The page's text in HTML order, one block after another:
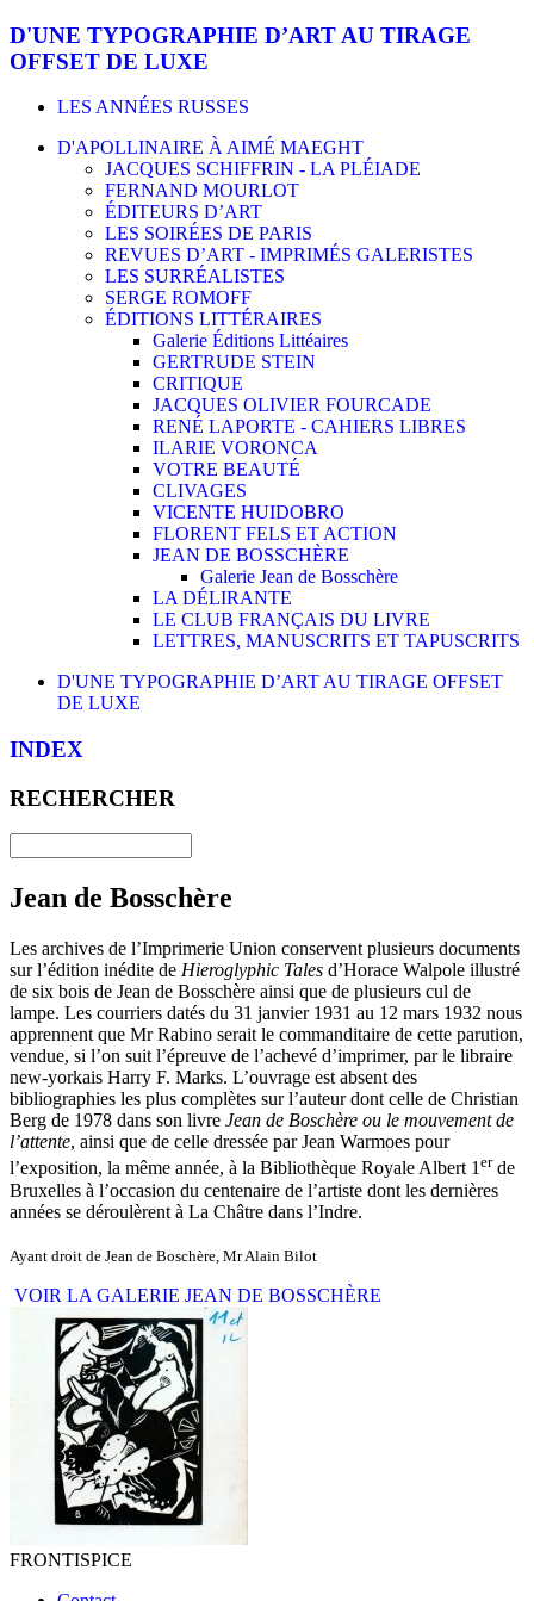
D'UNE TYPOGRAPHIE D’ART AU TIRAGE
OFFSET DE LUXE
LES ANNÉES RUSSES
D'APOLLINAIRE À AIMÉ MAEGHT
JACQUES SCHIFFRIN - LA PLÉIADE
FERNAND MOURLOT
ÉDITEURS D’ART
LES SOIRÉES DE PARIS
REVUES D’ART - IMPRIMÉS GALERISTES
LES SURRÉALISTES
SERGE ROMOFF
ÉDITIONS LITTÉRAIRES
Galerie Éditions Littéaires
GERTRUDE STEIN
CRITIQUE
JACQUES OLIVIER FOURCADE
RENÉ LAPORTE - CAHIERS LIBRES
ILARIE VORONCA
VOTRE BEAUTÉ
CLIVAGES
VICENTE HUIDOBRO
FLORENT FELS ET ACTION
JEAN DE BOSSCHÈRE
Galerie Jean de Bosschère
LA DÉLIRANTE
LE CLUB FRANÇAIS DU LIVRE
LETTRES, MANUSCRITS ET TAPUSCRITS
D'UNE TYPOGRAPHIE D’ART AU TIRAGE OFFSET
DE LUXE
INDEX
RECHERCHER
Jean de Bosschère
Les archives de l’Imprimerie Union conservent plusieurs documents
sur l’édition inédite de Hieroglyphic Tales d’Horace Walpole illustré
de six bois de Jean de Bosschère ainsi que de plusieurs cul de
lampe. Les courriers datés du 31 janvier 1931 au 12 mars 1932 nous
apprennent que Mr Rabino serait le commanditaire de cette parution,
vendue, si l’on suit l’épreuve de l’achevé d’imprimer, par le libraire
new-yorkais Harry F. Marks. L’ouvrage est absent des
bibliographies les plus complètes sur l’auteur dont celle de Christian
Berg de 1978 dans son livre Jean de Boschère ou le mouvement de
l’attente, ainsi que de celle dressée par Jean Warmoes pour
l’exposition, la même année, à la Bibliothèque Royale Albert 1erde
Bruxelles à l’occasion du centenaire de l’artiste dont les dernières
années se déroulèrent à La Châtre dans l’Indre.
Ayant droit de Jean de Boschère, Mr Alain Bilot
VOIR LA GALERIE JEAN DE BOSSCHÈRE
FRONTISPICE